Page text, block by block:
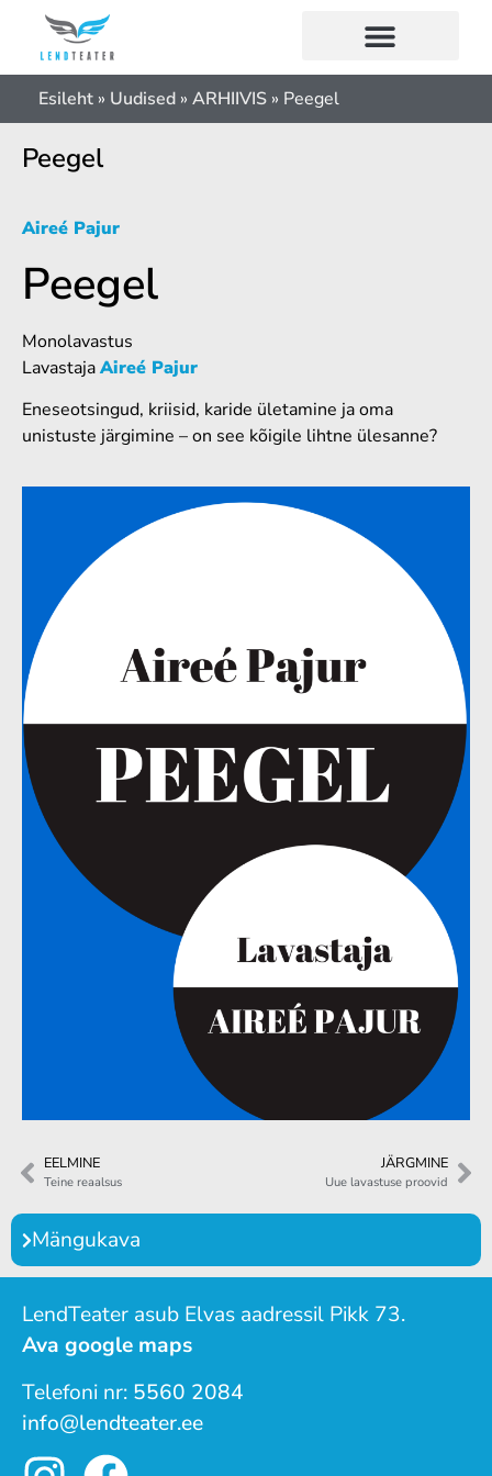
Esileht » Uudised » ARHIIVIS » Peegel
Peegel
Aireé Pajur
Peegel
Monolavastus
LavastajaAireé Pajur
Eneseotsingud, kriisid, karide ületamine ja oma
unistuste järgimine – on see kõigile lihtne ülesanne?
EELMINE
Teine reaalsus
JÄRGMINE
Uue lavastuse proovid
Mängukava
LendTeater asub Elvas aadressil Pikk 73.
Ava google maps
Telefoni nr: 5560 2084
info@lendteater.ee